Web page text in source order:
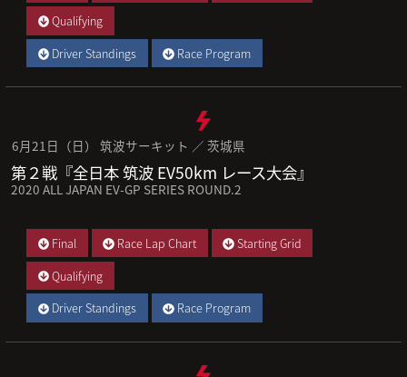
Qualifying
Driver Standings
Race Program
6月21日（日） 筑波サーキット ／ 茨城県
第２戦『全日本 筑波 EV50km レース大会』
2020 ALL JAPAN EV-GP SERIES ROUND.2
Final Race Lap Chart
Starting Grid
Qualifying
Driver Standings
Race Program